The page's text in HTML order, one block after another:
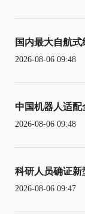
国内最大自航
2026-08-06 09:48
中国机器人适
2026-08-06 09:48
科研人员确证新
2026-08-06 09:47